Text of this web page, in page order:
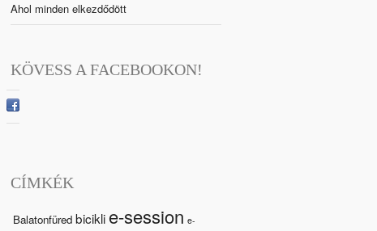
Ahol minden elkezdődött
KÖVESS A FACEBOOKON!
CÍMKÉK
Balatonfüred bicikli e-session e-